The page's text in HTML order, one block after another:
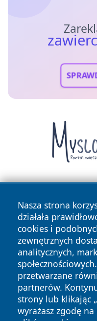
Nasza strona
działała
cookies i
zewnętrznych
analitycznych,
przetwarzane
partnerów.
strony lub klikając
wyrażasz zgodę
Copyright © 2026
zastrzeżone.
News Autorzy